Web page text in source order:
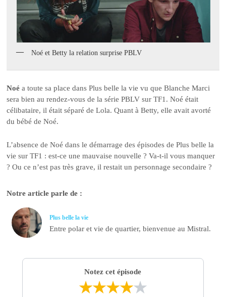
Noé et Betty la relation surprise PBLV
Noé a toute sa place dans Plus belle la vie vu que Blanche Marci
sera bien au rendez-vous de la série PBLV sur TF1. Noé était
célibataire, il était séparé de Lola. Quant à Betty, elle avait avorté
du bébé de Noé.
L’absence de Noé dans le démarrage des épisodes de Plus belle la
vie sur TF1 : est-ce une mauvaise nouvelle ? Va-t-il vous manquer
? Ou ce n’est pas très grave, il restait un personnage secondaire ?
Notre article parle de :
Plus belle la vie
Entre polar et vie de quartier, bienvenue au Mistral.
Notez cet épisode
★★★★★